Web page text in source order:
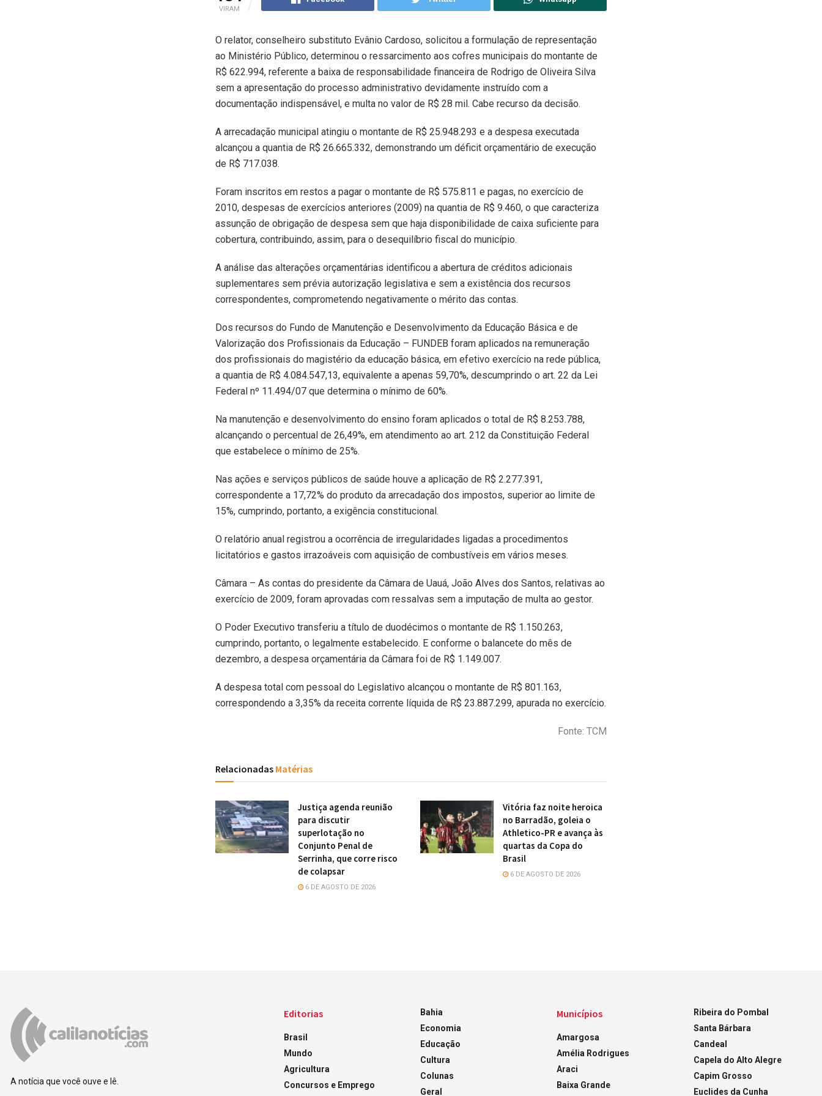
VIRAM
O relator, conselheiro substituto Evânio Cardoso, solicitou a formulação de representação
ao Ministério Público, determinou o ressarcimento aos cofres municipais do montante de
R$ 622.994, referente a baixa de responsabilidade financeira de Rodrigo de Oliveira Silva
sem a apresentação do processo administrativo devidamente instruído com a
documentação indispensável, e multa no valor de R$ 28 mil. Cabe recurso da decisão.
A arrecadação municipal atingiu o montante de R$ 25.948.293 e a despesa executada
alcançou a quantia de R$ 26.665.332, demonstrando um déficit orçamentário de execução
de R$ 717.038.
Foram inscritos em restos a pagar o montante de R$ 575.811 e pagas, no exercício de
2010, despesas de exercícios anteriores (2009) na quantia de R$ 9.460, o que caracteriza
assunção de obrigação de despesa sem que haja disponibilidade de caixa suficiente para
cobertura, contribuindo, assim, para o desequilíbrio fiscal do município.
A análise das alterações orçamentárias identificou a abertura de créditos adicionais
suplementares sem prévia autorização legislativa e sem a existência dos recursos
correspondentes, comprometendo negativamente o mérito das contas.
Dos recursos do Fundo de Manutenção e Desenvolvimento da Educação Básica e de
Valorização dos Profissionais da Educação – FUNDEB foram aplicados na remuneração
dos profissionais do magistério da educação básica, em efetivo exercício na rede pública,
a quantia de R$ 4.084.547,13, equivalente a apenas 59,70%, descumprindo o art. 22 da Lei
Federal nº 11.494/07 que determina o mínimo de 60%.
Na manutenção e desenvolvimento do ensino foram aplicados o total de R$ 8.253.788,
alcançando o percentual de 26,49%, em atendimento ao art. 212 da Constituição Federal
que estabelece o mínimo de 25%.
Nas ações e serviços públicos de saúde houve a aplicação de R$ 2.277.391,
correspondente a 17,72% do produto da arrecadação dos impostos, superior ao limite de
15%, cumprindo, portanto, a exigência constitucional.
O relatório anual registrou a ocorrência de irregularidades ligadas a procedimentos
licitatórios e gastos irrazoáveis com aquisição de combustíveis em vários meses.
Câmara – As contas do presidente da Câmara de Uauá, João Alves dos Santos, relativas ao
exercício de 2009, foram aprovadas com ressalvas sem a imputação de multa ao gestor.
O Poder Executivo transferiu a título de duodécimos o montante de R$ 1.150.263,
cumprindo, portanto, o legalmente estabelecido. E conforme o balancete do mês de
dezembro, a despesa orçamentária da Câmara foi de R$ 1.149.007.
A despesa total com pessoal do Legislativo alcançou o montante de R$ 801.163,
correspondendo a 3,35% da receita corrente líquida de R$ 23.887.299, apurada no exercício.
Fonte: TCM
Relacionadas Matérias
Justiça agenda reunião
para discutir
superlotação no
Conjunto Penal de
Serrinha, que corre risco
de colapsar
6 DE AGOSTO DE 2026
Vitória faz noite heroica
no Barradão, goleia o
Athletico-PR e avança às
quartas da Copa do
Brasil
6 DE AGOSTO DE 2026
A notícia que você ouve e lê.
Editorias
Brasil
Mundo
Agricultura
Concursos e Emprego
Bahia
Economia
Educação
Cultura
Colunas
Geral
Municípios
Amargosa
Amélia Rodrigues
Araci
Baixa Grande
Ribeira do Pombal
Santa Bárbara
Candeal
Capela do Alto Alegre
Capim Grosso
Euclides da Cunha